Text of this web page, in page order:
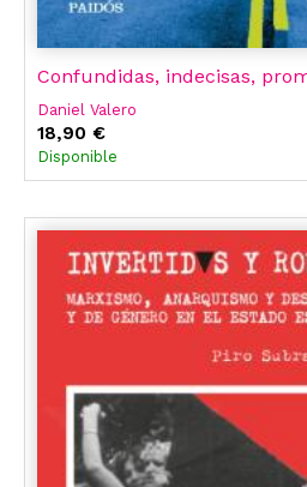
Confundidas, indecisas,
Daniel Valero
18,90 €
Disponible